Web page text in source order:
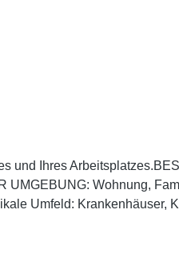
und Ihres
UMGEBUNG: Wohnung,
Umfeld: Krankenhäuser,